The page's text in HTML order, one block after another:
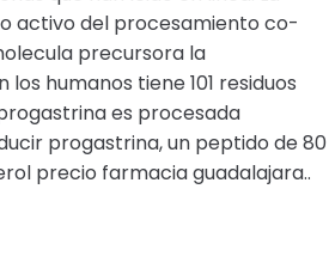
activo del procesamiento co-
precursora la
humanos tiene 101 residuos
es procesada
progastrina, un peptido de 80
precio farmacia guadalajara..